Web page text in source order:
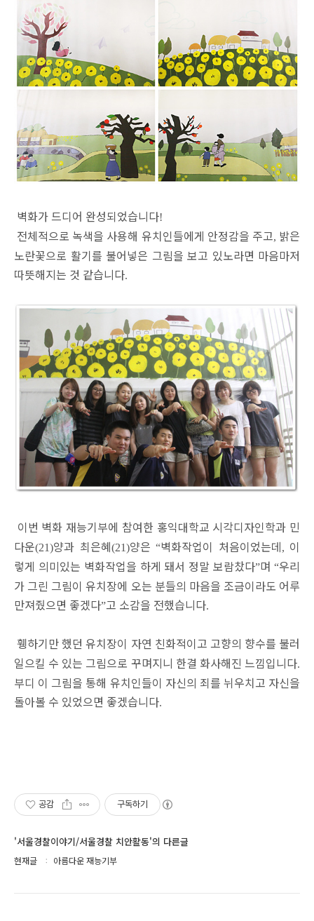
벽화가 드디어 완성되었습니다!
전체적으로 녹색을 사용해 유치인들에게 안정감을 주고, 밝은
노란꽃으로 활기를 불어넣은 그림을 보고 있노라면 마음마저
따뜻해지는 것 같습니다.
이번 벽화 재능기부에 참여한 홍익대학교 시각디자인학과 민
다운(21)양과 최은혜(21)양은 “벽화작업이 처음이었는데, 이
렇게 의미있는 벽화작업을 하게 돼서 정말 보람찼다”며“우리
가 그린 그림이 유치장에 오는 분들의 마음을 조금이라도 어루
만져줬으면 좋겠다”고 소감을 전했습니다.
휑하기만 했던 유치장이 자연 친화적이고 고향의 향수를 불러
일으킬 수 있는 그림으로 꾸며지니 한결 화사해진 느낌입니다.
부디 이 그림을 통해 유치인들이 자신의 죄를 뉘우치고 자신을
돌아볼 수 있었으면 좋겠습니다.
공감 구독하기
'서울경찰이야기/서울경찰 치안활동'의 다른글
현재글 아름다운 재능기부